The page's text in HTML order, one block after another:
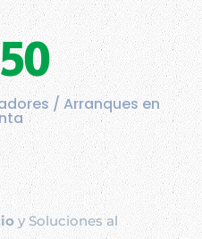
/ Arranques en
y Soluciones al